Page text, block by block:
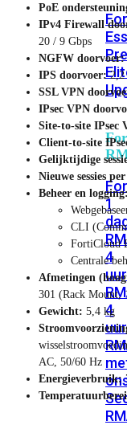
1
4
uur
4
uur
PoE
IPv4 Firewall
20 / 9 Gbps
NGFW doorvoer:
IPS doorvoer:2,2
SSL VPN
IPsec VPN
Site-to-site IPsec
Client-to-site
Gelijktijdige
Nieuwe sessies
Beheer en
CLI
FortiCloud
Centrale
Afmetingen
301 (Rack Mount,
Gewicht: 5,4 kg
AC, 50/60 Hz
Energieverbruik: